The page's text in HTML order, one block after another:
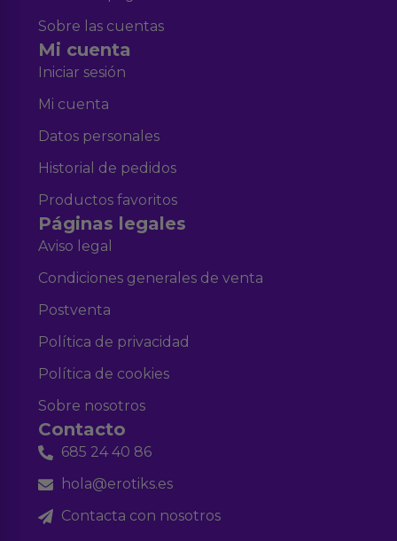
Sobre las cuentas
Mi cuenta
Iniciar sesión
Mi cuenta
Datos personales
Historial de pedidos
Productos favoritos
Páginas legales
Aviso legal
Condiciones generales de venta
Postventa
Política de privacidad
Política de cookies
Sobre nosotros
Contacto
685 24 40 86
hola@erotiks.es
Contacta con nosotros